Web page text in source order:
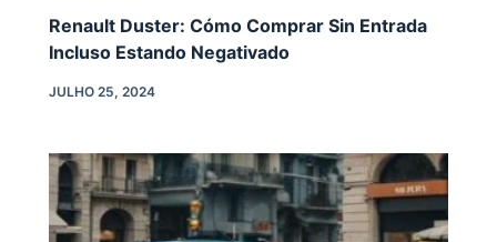
Renault Duster: Cómo Comprar Sin Entrada
Incluso Estando Negativado
JULHO 25, 2024